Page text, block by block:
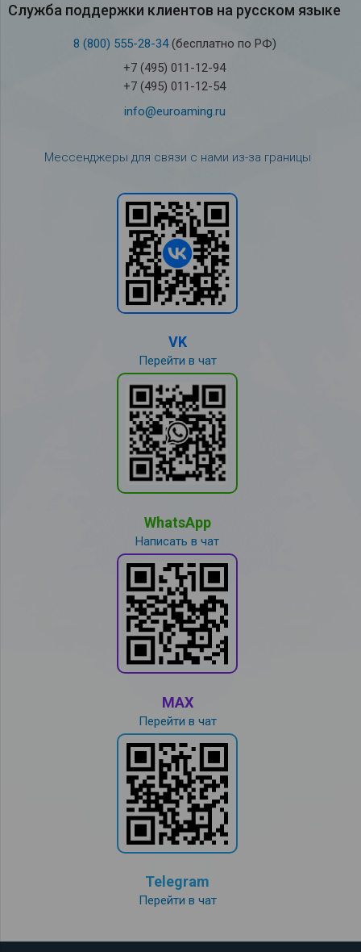
Служба под­держки кли­ен­тов на рус­ском языке
8 (800) 555-28-34(бесплатно по РФ)
+7 (495) 011-12-94
+7 (495) 011-12-54
info@euroaming.ru
Мессенджеры для связи с нами из-за границы
VK
Перейти в чат
WhatsApp
Написать в чат
MAX
Перейти в чат
Telegram
Перейти в чат